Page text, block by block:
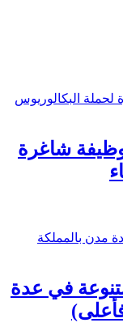
نيوم تعلن عن طرح 61 وظيفة شاغرة
في عدة